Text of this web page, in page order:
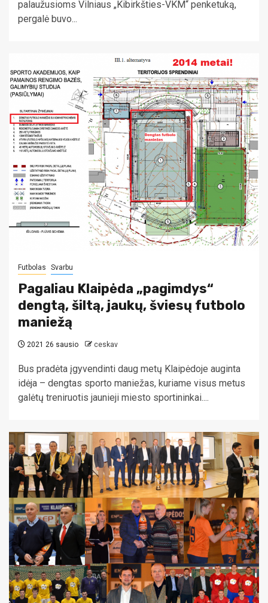
palaužusioms Vilniaus „Kibirkšties-VKM“ penketuką,
pergalė buvo...
Futbolas Svarbu
Pagaliau Klaipėda „pagimdys“
dengtą, šiltą, jaukų, šviesų futbolo
maniežą
2021 26 sausio ceskav
Bus pradėta įgyvendinti daug metų Klaipėdoje auginta
idėja – dengtas sporto maniežas, kuriame visus metus
galėtų treniruotis jaunieji miesto sportininkai....